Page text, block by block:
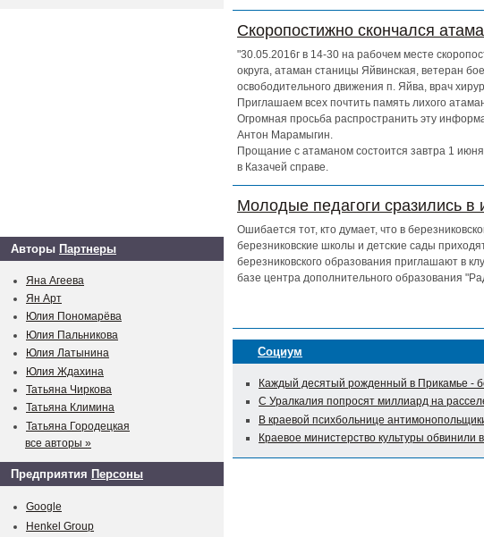
Скоропостижно скончался
"30.05.2016г в 14-30 на рабочем месте
округа, атаман станицы Яйвинская, ветеран
освободительного движения п. Яйва, врач
Приглашаем всех почтить память лихого
Огромная просьба распространить эту
Антон Марамыгин.
Прощание с атаманом состоится завтра 1
в Казачей справе.
Молодые педагоги сразились в
Ошибается тот, кто думает, что в
березниковские школы и детские сады
березниковского образования приглашают в
базе центра дополнительного образования
Социум
Каждый десятый рожденный в Прикамье -
С Уралкалия попросят миллиард на
В краевой психбольнице
Краевое министерство культуры обвинили
Авторы Партнеры
Яна Агеева
Ян Арт
Юлия Пономарёва
Юлия Пальникова
Юлия Латынина
Юлия Ждахина
Татьяна Чиркова
Татьяна Климина
Татьяна Городецкая
все авторы »
Предприятия Персоны
Google
Henkel Group